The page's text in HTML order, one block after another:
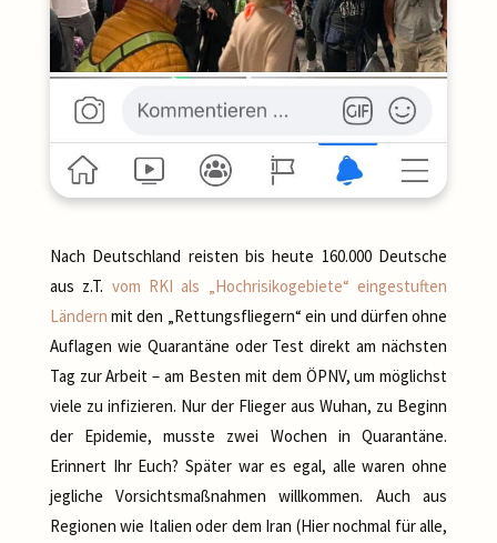
Nach Deutschland reisten bis heute 160.000 Deutsche
aus z.T. vom RKI als „Hochrisikogebiete“ eingestuften
Ländern mit den „Rettungsfliegern“ ein und dürfen ohne
Auflagen wie Quarantäne oder Test direkt am nächsten
Tag zur Arbeit – am Besten mit dem ÖPNV, um möglichst
viele zu infizieren. Nur der Flieger aus Wuhan, zu Beginn
der Epidemie, musste zwei Wochen in Quarantäne.
Erinnert Ihr Euch? Später war es egal, alle waren ohne
jegliche Vorsichtsmaßnahmen willkommen. Auch aus
Regionen wie Italien oder dem Iran (Hier nochmal für alle,